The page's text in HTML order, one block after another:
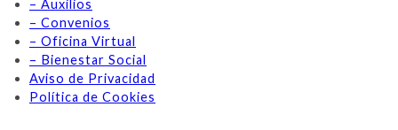
– Auxilios
– Convenios
– Oficina Virtual
– Bienestar Social
Aviso de Privacidad
Política de Cookies